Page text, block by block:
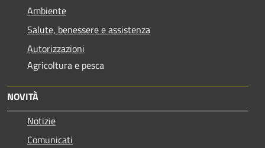
Ambiente
Salute, benessere e assistenza
Autorizzazioni
Agricoltura e pesca
NOVITÀ
Notizie
Comunicati